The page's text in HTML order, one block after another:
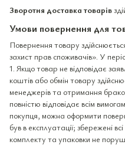
Зворотня доставка товарів
Умови повернення для
Повернення товару
захист прав споживачів». У
1. Якщо товар не відповідає
коштів або обмін товару
менеджерів та отримання
повністю відповідає всім
покупця, можна оформити
був в експлуатації; збережені
комплекту та упаковки не